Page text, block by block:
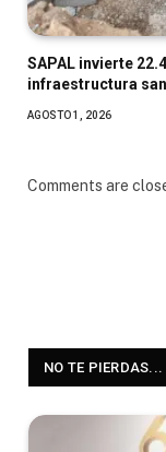
SAPAL invierte
infraestructura
AGOSTO 1, 2026
Comments are
NO TE PIERDAS...